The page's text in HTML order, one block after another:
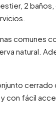
2
comunes
natural.
cerrado
con fácil